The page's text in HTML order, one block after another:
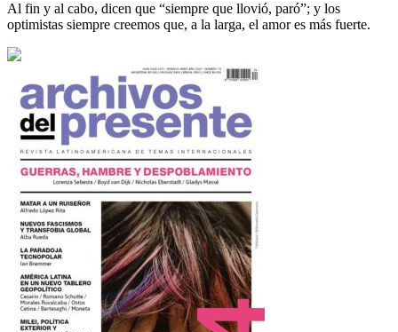
Al fin y al cabo, dicen que “siempre que llovió, paró”; y los
optimistas siempre creemos que, a la larga, el amor es más fuerte.